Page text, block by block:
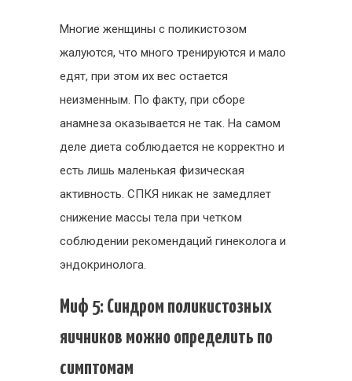
Многие женщины с поликистозом
жалуются, что много тренируются и мало
едят, при этом их вес остается
неизменным. По факту, при сборе
анамнеза оказывается не так. На самом
деле диета соблюдается не корректно и
есть лишь маленькая физическая
активность. СПКЯ никак не замедляет
снижение массы тела при четком
соблюдении рекомендаций гинеколога и
эндокринолога.
Миф 5: Синдром поликистозных
яичников можно определить по
симптомам